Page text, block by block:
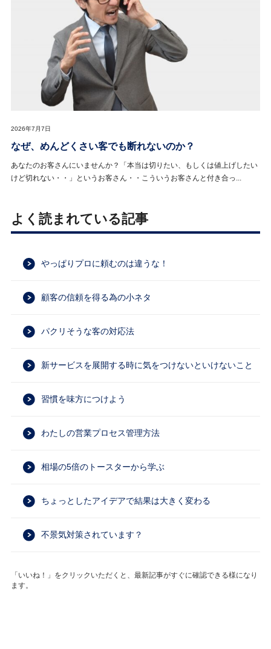
2026年7月7日
なぜ、めんどくさい客でも断れないのか？
あなたのお客さんにいませんか？「本当は切りたい、もしくは値上げしたい
けど切れない・・」というお客さん・・こういうお客さんと付き合っ...
よく読まれている記事
やっぱりプロに頼むのは違うな！
顧客の信頼を得る為の小ネタ
パクリそうな客の対応法
新サービスを展開する時に気をつけないといけないこと
習慣を味方につけよう
わたしの営業プロセス管理方法
相場の5倍のトースターから学ぶ
ちょっとしたアイデアで結果は大きく変わる
不景気対策されています？
「いいね！」をクリックいただくと、最新記事がすぐに確認できる様になり
ます。